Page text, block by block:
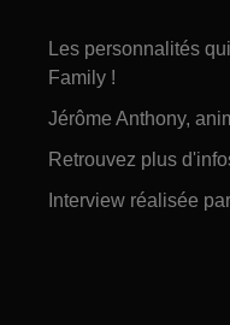
Les personnalités
Family !
Jérôme Anthony,
Retrouvez plus
Interview réalisée